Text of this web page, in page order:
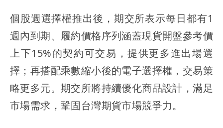
個股週選擇權推出後，期交所表示每日都有1
週內到期、履約價格序列涵蓋現貨開盤參考價
上下15%的契約可交易，提供更多進出場選
擇；再搭配乘數縮小後的電子選擇權，交易策
略更多元。期交所將持續優化商品設計，滿足
市場需求，鞏固台灣期貨市場競爭力。